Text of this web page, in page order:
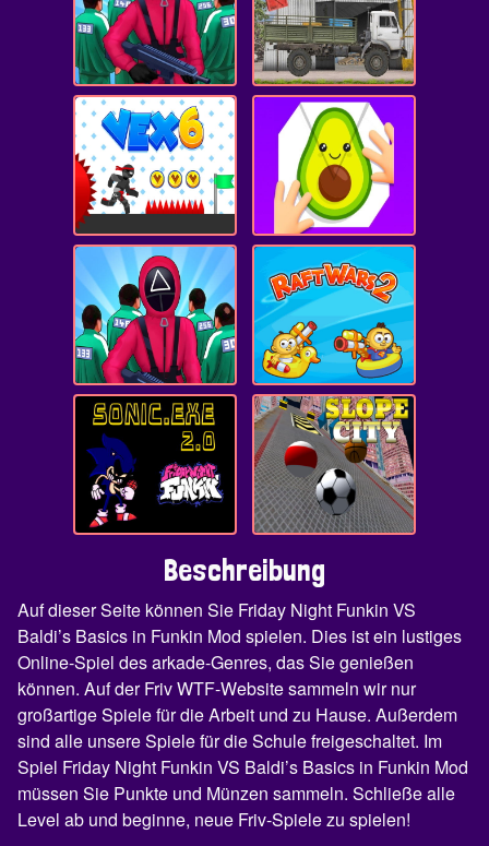
Beschreibung
Auf dieser Seite können Sie Friday Night Funkin VS
Baldi’s Basics in Funkin Mod spielen. Dies ist ein lustiges
Online-Spiel des arkade-Genres, das Sie genießen
können. Auf der Friv WTF-Website sammeln wir nur
großartige Spiele für die Arbeit und zu Hause. Außerdem
sind alle unsere Spiele für die Schule freigeschaltet. Im
Spiel Friday Night Funkin VS Baldi’s Basics in Funkin Mod
müssen Sie Punkte und Münzen sammeln. Schließe alle
Level ab und beginne, neue Friv-Spiele zu spielen!